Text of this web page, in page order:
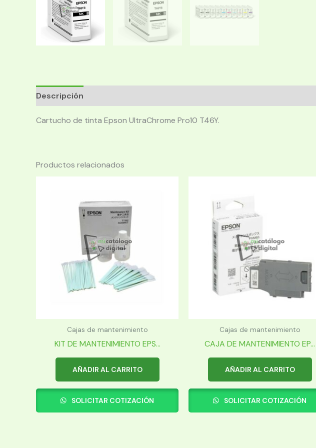
Descripción
Cartucho de tinta Epson UltraChrome Pro10 T46Y.
Productos relacionados
Cajas de mantenimiento
KIT DE MANTENIMIENTO EPS...
AÑADIR AL CARRITO
SOLICITAR COTIZACIÓN
Cajas de mantenimiento
CAJA DE MANTENIMIENTO EP...
AÑADIR AL CARRITO
SOLICITAR COTIZACIÓN